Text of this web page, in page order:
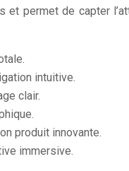
permet de capter
intuitive.
clair.
produit innovante.
immersive.